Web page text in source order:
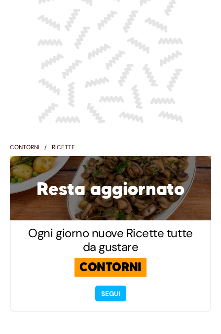
CONTORNI RICETTE
Resta aggiornato
Ogni giorno nuove Ricette tutte
da gustare
CONTORNI
SEGUI